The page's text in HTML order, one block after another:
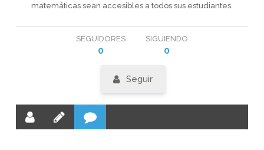
matemáticas sean accesibles a todos sus estudiantes.
SEGUIDORES
0
SIGUIENDO
0
Seguir